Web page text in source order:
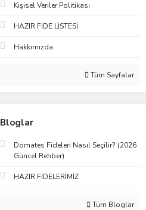
Kişisel Veriler Politikası
HAZIR FİDE LİSTESİ
Hakkımızda
Tüm Sayfalar
Bloglar
Domates Fideleri Nasıl Seçilir? (2026
Güncel Rehber)
HAZIR FİDELERİMİZ
Tüm Bloglar